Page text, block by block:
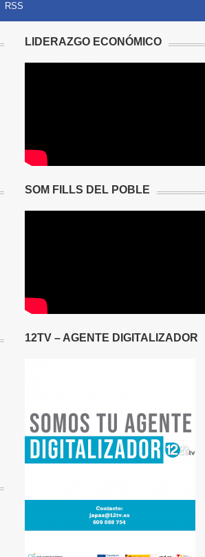
RSS
LIDERAZGO ECONÓMICO
SOM FILLS DEL POBLE
12TV – AGENTE DIGITALIZADOR